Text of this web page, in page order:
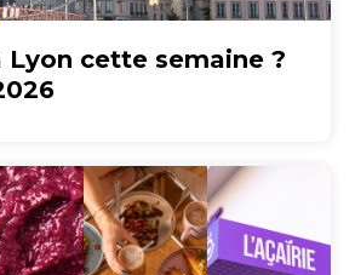
Lyon cette semaine ?